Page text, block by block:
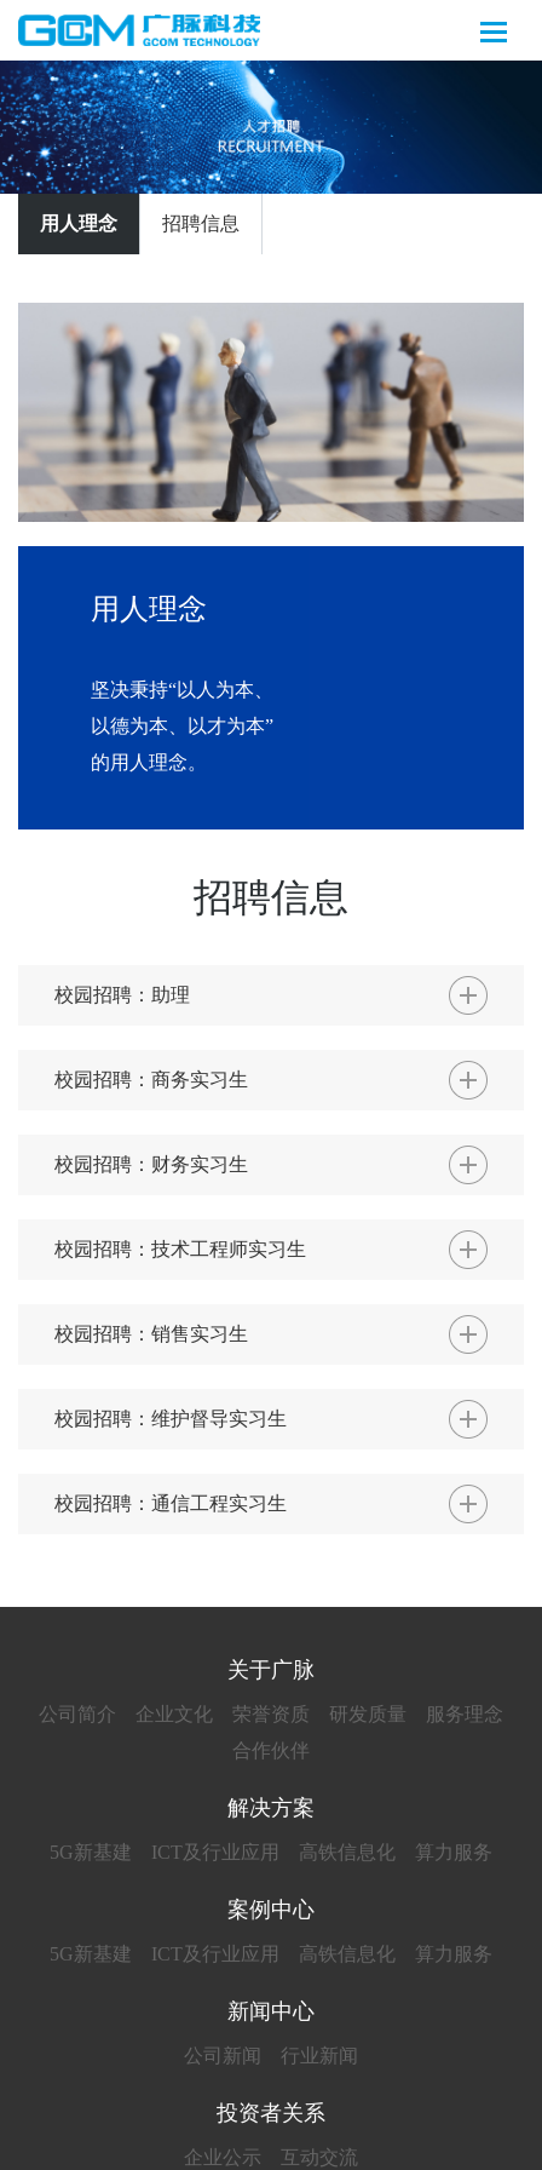
用人理念 招聘信息
用人理念
坚决秉持“以人为本、
以德为本、以才为本”
的用人理念。
招聘信息
校园招聘：助理
校园招聘：商务实习生
校园招聘：财务实习生
校园招聘：技术工程师实习生
校园招聘：销售实习生
校园招聘：维护督导实习生
校园招聘：通信工程实习生
关于广脉
公司简介 企业文化 荣誉资质 研发质量
服务理念
合作伙伴
解决方案
5G新基建 ICT及行业应用 高铁信息化 算力服务
案例中心
5G新基建 ICT及行业应用 高铁信息化 算力服务
新闻中心
公司新闻 行业新闻
投资者关系
企业公示 互动交流